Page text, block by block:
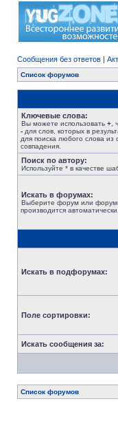
Сообщения без ответов |
Список форумов
Ключевые слова:
Вы можете использовать + ,
- для слов, которых в
для поиска любого слова из
совпадения.
Поиск по автору:
Используйте * в качестве
Искать в форумах:
Выберите форум или
производится
Искать в подфорумах:
Поле сортировки:
Искать сообщения за:
Список форумов